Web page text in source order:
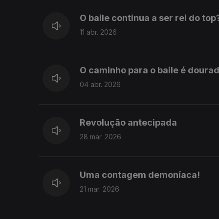
O baile continua a ser rei do
11 abr. 2026
O caminho para o baile é
04 abr. 2026
Revolução antecipada
28 mar. 2026
Uma contagem demoníaca!
21 mar. 2026